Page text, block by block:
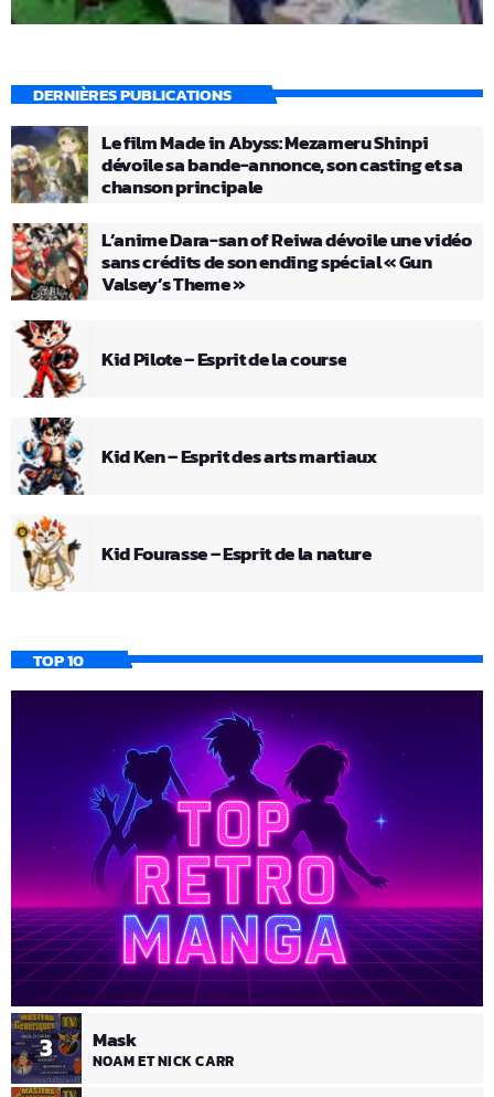
DERNIÈRES PUBLICATIONS
Le film Made in Abyss: Mezameru Shinpi
dévoile sa bande-annonce, son casting et sa
chanson principale
L’anime Dara-san of Reiwa dévoile une vidéo
sans crédits de son ending spécial « Gun
Valsey’s Theme »
Kid Pilote – Esprit de la course
Kid Ken – Esprit des arts martiaux
Kid Fourasse – Esprit de la nature
TOP 10
3 Mask
NOAM ET NICK CARR